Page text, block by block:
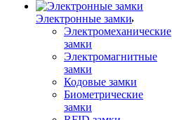
Электронные замки
Электромеханические
замки
Электромагнитные
замки
Кодовые замки
Биометрические
замки